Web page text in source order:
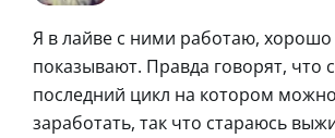
Я в лайве с ними работаю, хорошо
показывают. Правда говорят, что
последний цикл на котором
заработать, так что стараюсь